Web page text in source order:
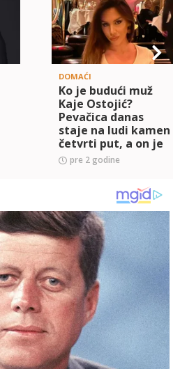
DOMAĆI
Ko je budući muž
Kaje Ostojić?
Pevačica danas
staje na ludi kamen
četvrti put, a on je
zaljubljenik u
muziku, evo koji
pre 2 godine